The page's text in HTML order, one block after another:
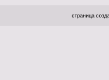
страница